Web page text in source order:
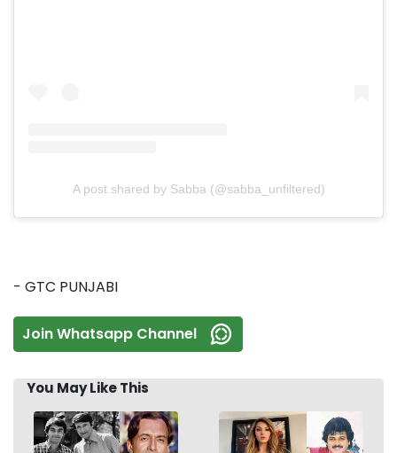
A post shared by Sabba (@sabba_unfiltered)
- GTC PUNJABI
Join Whatsapp Channel
You May Like This